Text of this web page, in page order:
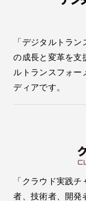
「デジタルトラ
の成長と変革を支
ルトランスフォー
ディアです。
「クラウド実践
者、技術者、開発